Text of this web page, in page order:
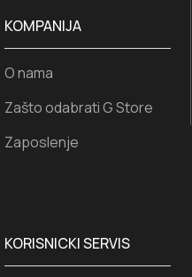
KORISNICKI SERVIS
KOMPANIJA
O nama
Zašto odabrati G Store
Zaposlenje